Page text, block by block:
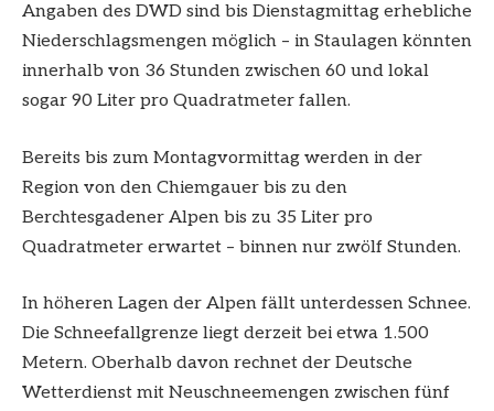
Angaben des DWD sind bis Dienstagmittag erhebliche
Niederschlagsmengen möglich – in Staulagen könnten
innerhalb von 36 Stunden zwischen 60 und lokal
sogar 90 Liter pro Quadratmeter fallen.
Bereits bis zum Montagvormittag werden in der
Region von den Chiemgauer bis zu den
Berchtesgadener Alpen bis zu 35 Liter pro
Quadratmeter erwartet – binnen nur zwölf Stunden.
In höheren Lagen der Alpen fällt unterdessen Schnee.
Die Schneefallgrenze liegt derzeit bei etwa 1.500
Metern. Oberhalb davon rechnet der Deutsche
Wetterdienst mit Neuschneemengen zwischen fünf